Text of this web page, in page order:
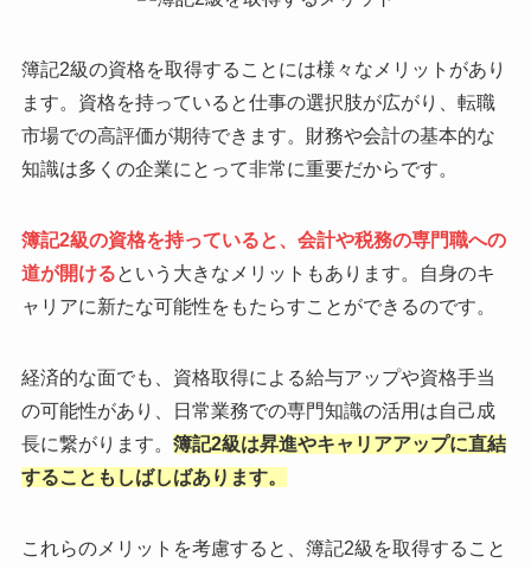
簿記2級の資格を取得することには様々なメリットがあり
ます。資格を持っていると仕事の選択肢が広がり、転職
市場での高評価が期待できます。財務や会計の基本的な
知識は多くの企業にとって非常に重要だからです。
簿記2級の資格を持っていると、会計や税務の専門職への
道が開けるという大きなメリットもあります。自身のキ
ャリアに新たな可能性をもたらすことができるのです。
経済的な面でも、資格取得による給与アップや資格手当
の可能性があり、日常業務での専門知識の活用は自己成
長に繋がります。 簿記2級は昇進やキャリアアップに直結
することもしばしばあります。
これらのメリットを考慮すると、簿記2級を取得すること